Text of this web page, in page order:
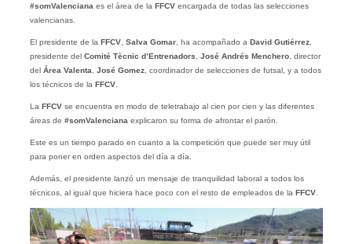
#somValenciana es el área de la FFCVencargada de todas las selecciones
valencianas.
El presidente de la FFCV, Salva Gomar, ha acompañado a David Gutiérrez,
presidente del Comité Tècnic d’Entrenadors José Andrés Menchero, director
del Área Valenta José Gomez, coordinador de selecciones de futsal, y a todos
los técnicos de la FFCV.
La FFCVse encuentra en modo de teletrabajo al cien por cien y las diferentes
áreas de #somValenciana explicaron su forma de afrontar el parón.
Este es un tiempo parado en cuanto a la competición que puede ser muy útil
para poner en orden aspectos del día a día.
Además, el presidente lanzó un mensaje de tranquilidad laboral a todos los
técnicos, al igual que hiciera hace poco con el resto de empleados de la FFCV.